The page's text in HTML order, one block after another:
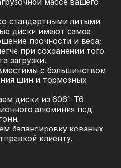
стандартными литыми
диски имеют самое
прочности и веса;
при сохранении того
загрузки.
с большинством
шин и тормозных
диски из 6061-T6
алюминия под
балансировку кованых
клиенту.